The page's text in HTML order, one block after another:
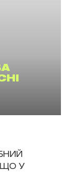
ЩО У